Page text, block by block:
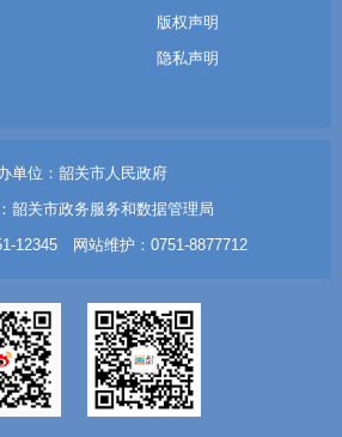
版权声明
隐私声明
单位：韶关市人民政府
韶关市政务服务和数据管理局
12345 网站维护：0751-8877712